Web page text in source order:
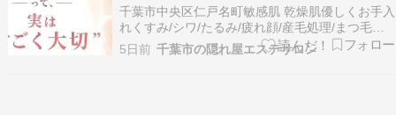
千葉市中央区仁戸名町敏感肌 乾燥肌優しくお手入
れくすみ/シワ/たるみ/疲れ顔/産毛処理/まつ毛パ
ーマ肌質改善が叶うエステサロン”スーリール”で
す。 そんな風に感じることはありませんか？乾燥
5日前 千葉市の隠れ屋エステサロン